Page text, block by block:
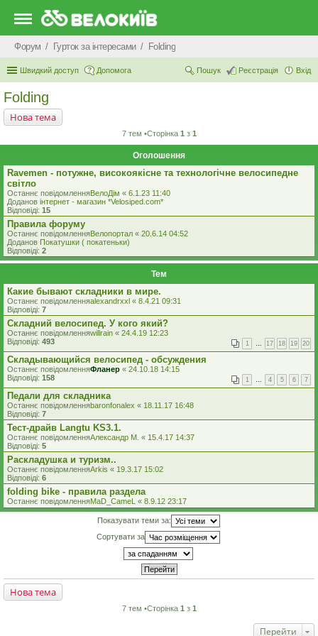
Форум Гурток за інтересами Folding
Швидкий доступ Допомога Вхід
Реєстрація
Пошук
Folding
Нова тема
7 тем •Сторінка 1 з 1
Оголошення
Ravemen - потужне, високоякісне та технологічне велосипедне
світло
Останнє повідомленняВелоДім « 6.1.23 11:40
Доданов iнтернет - магазин *Velosiped.com*
Відповіді: 15
Правила форуму
Останнє повідомленняВелопортал « 20.6.14 04:52
Доданов Покатушки ( покатеньки)
Відповіді: 2
Тем
Какие бывают складники в мире.
Останнє повідомленняalexandrxxl « 8.4.21 09:31
Відповіді: 7
Складний велосипед. У кого який?
Останнє повідомленняwillrain « 24.4.19 12:23
Відповіді: 493 1 … 17 18 19 20
Складывающийся велосипед - обсуждения
Останнє повідомленняФланер « 24.10.18 14:15
Відповіді: 158 1 … 4 5 6 7
Педали для складника
Останнє повідомленняbaronfonalex « 18.11.17 16:48
Відповіді: 7
Тест-драйв Langtu KS3.1.
Останнє повідомленняАлександр М. « 15.4.17 14:37
Відповіді: 5
Раскладушка и туризм..
Останнє повідомленняArkis « 19.3.17 15:02
Відповіді: 6
folding bike - правила раздела
Останнє повідомленняMaD_CameL « 8.9.12 23:17
Показувати теми за:
Сортувати за
Нова тема
7 тем •Сторінка 1 з 1
Перейти